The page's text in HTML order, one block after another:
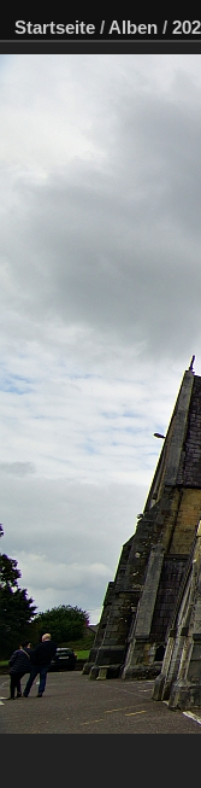
Startseite / Alben /